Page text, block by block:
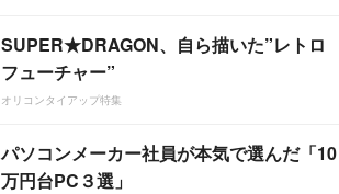
SUPER★DRAGON、自ら描いた”レトロ
フューチャー”
オリコンタイアップ特集
パソコンメーカー社員が本気で選んだ「10
万円台PC３選」